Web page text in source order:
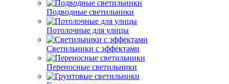
Подводные светильники
Потолочные для улицы
Светильники с эффектами
Переносные светильники